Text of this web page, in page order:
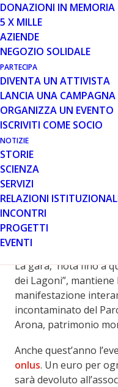
DONAZIONI IN MEMORIA
5 X MILLE
AZIENDE
NEGOZIO SOLIDALE
PARTECIPA
DIVENTA UN ATTIVISTA
LANCIA UNA CAMPAGNA
ORGANIZZA UN EVENTO
ISCRIVITI COME SOCIO
NOTIZIE
STORIE
SCIENZA
SERVIZI
RELAZIONI
INCONTRI
PROGETTI
EVENTI
La nota
quest’anno la
Campo
Via Monte
Domenica 20 maggio
Dormelletto, la
podistica
sportiva ASD
La gara, nota fino a
dei Lagoni”,
manifestazione
incontaminato del
Arona, patrimonio
Anche quest’anno
onlus. Un euro per
sarà devoluto